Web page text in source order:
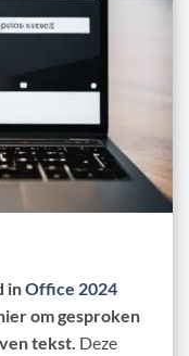
inOffice 2024
om gesproken
tekst. Deze